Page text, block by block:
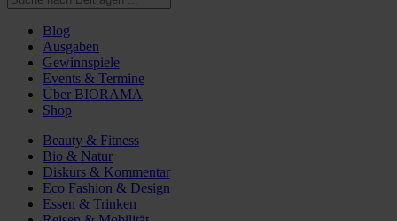
Blog
Ausgaben
Gewinnspiele
Events & Termine
Über BIORAMA
Shop
Beauty & Fitness
Bio & Natur
Diskurs & Kommentar
Eco Fashion & Design
Essen & Trinken